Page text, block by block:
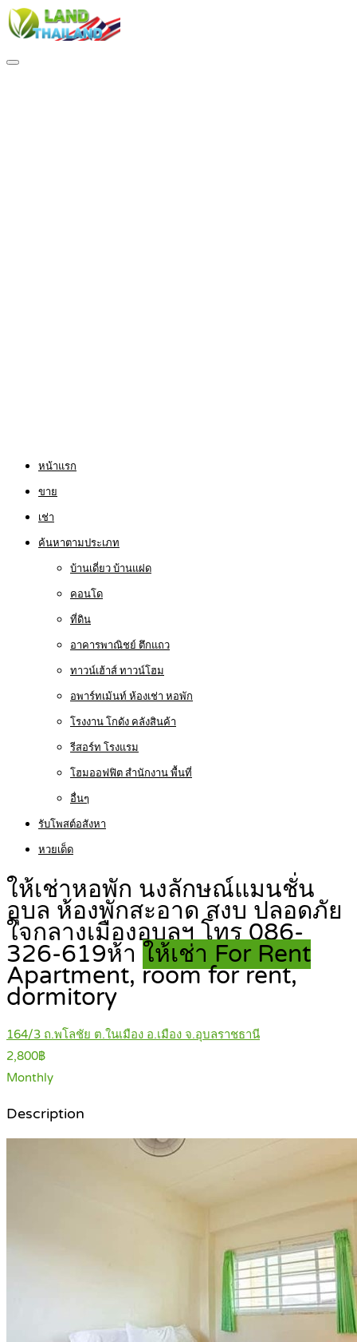
หน้าแรก
ขาย
เช่า
ค้นหาตามประเภท
บ้านเดี่ยว บ้านแฝด
คอนโด
ที่ดิน
อาคารพาณิชย์ ตึกแถว
ทาวน์เฮ้าส์ ทาวน์โฮม
อพาร์ทเม้นท์ ห้องเช่า หอพัก
โรงงาน โกดัง คลังสินค้า
รีสอร์ท โรงแรม
โฮมออฟฟิต สำนักงาน พื้นที่
อื่นๆ
รับโพสต์อสังหา
หวยเด็ด
ให้เช่าหอพัก นงลักษณ์แมนชั่น
อุบล ห้องพักสะอาด สงบ ปลอดภัย
ใจกลางเมืองอุบลฯ โทร 086-
326-619ห้า ให้เช่า For Rent
Apartment, room for rent,
dormitory
164/3 ถ.พโลชัย ต.ในเมือง อ.เมือง จ.อุบลราชธานี
2,800฿
Monthly
Description